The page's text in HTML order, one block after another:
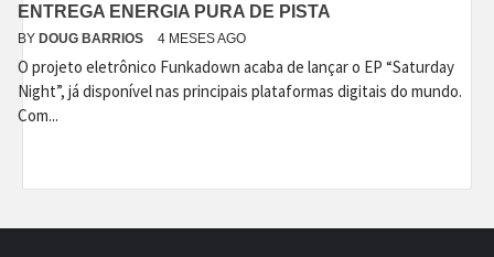
ENTREGA ENERGIA PURA DE PISTA
BY DOUG BARRIOS 4 MESES AGO
O projeto eletrônico Funkadown acaba de lançar o EP “Saturday
Night”, já disponível nas principais plataformas digitais do mundo.
Com...